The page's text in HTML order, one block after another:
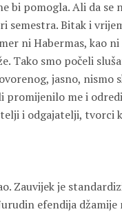
bi pomogla. Ali da se
semestra. Bitak i
ni Habermas, kao
Tako smo počeli
jasno, nismo
promijenilo me i
i odgajatelji, tvorci
Zauvijek je
efendija džamije